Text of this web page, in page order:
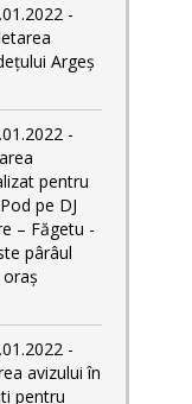
-
Argeş
-
pentru
pe DJ
– Făgetu -
pârâul
-
avizului în
pentru